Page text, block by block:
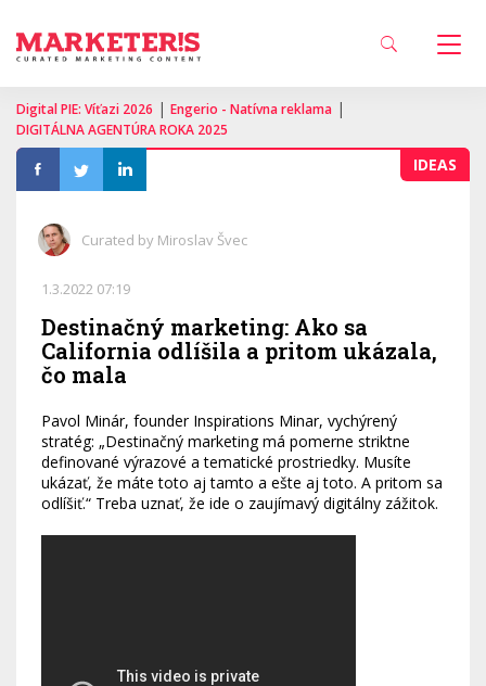
Digital PIE: Víťazi 2026 | Engerio - Natívna reklama |
DIGITÁLNA AGENTÚRA ROKA 2025
IDEAS
Curated by Miroslav Švec
1.3.2022 07:19
Destinačný marketing: Ako sa
California odlíšila a pritom ukázala,
čo mala
Pavol Minár, founder Inspirations Minar, vychýrený
stratég: „Destinačný marketing má pomerne striktne
definované výrazové a tematické prostriedky. Musíte
ukázať, že máte toto aj tamto a ešte aj toto. A pritom sa
odlíšiť.“ Treba uznať, že ide o zaujímavý digitálny zážitok.